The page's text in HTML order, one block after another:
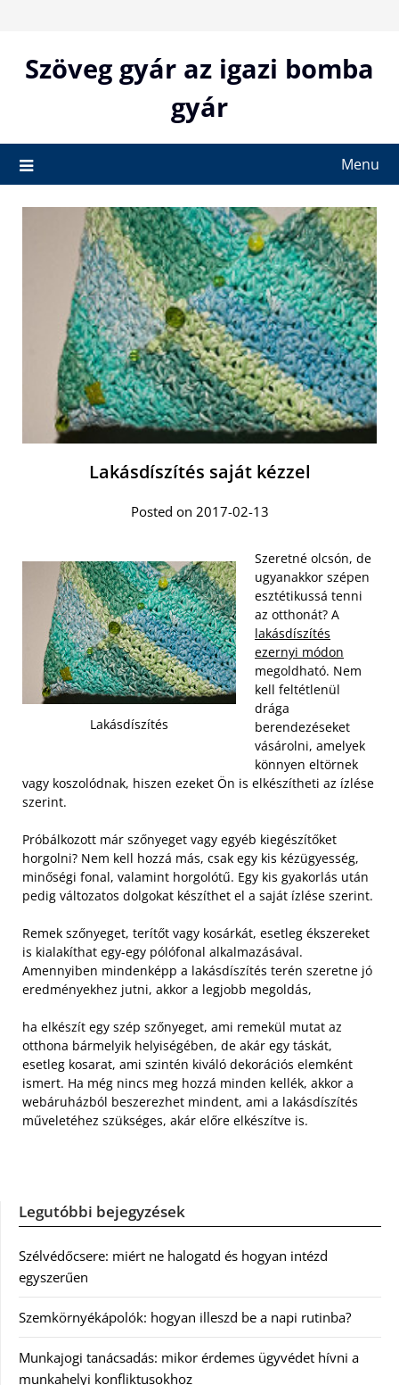
contentSzöveg gyár az igazi bomba
gyár
Menu
Lakásdíszítés saját kézzel
Posted on 2017-02-13
Lakásdíszítés
Szeretné olcsón, de
ugyanakkor szépen
esztétikussá tenni
az otthonát? A
lakásdíszítés
ezernyi módon
megoldható. Nem
kell feltétlenül
drága
berendezéseket
vásárolni, amelyek
könnyen eltörnek
vagy koszolódnak, hiszen ezeket Ön is elkészítheti az ízlése
szerint.
Próbálkozott már szőnyeget vagy egyéb kiegészítőket
horgolni? Nem kell hozzá más, csak egy kis kézügyesség,
minőségi fonal, valamint horgolótű. Egy kis gyakorlás után
pedig változatos dolgokat készíthet el a saját ízlése szerint.
Remek szőnyeget, terítőt vagy kosárkát, esetleg ékszereket
is kialakíthat egy-egy pólófonal alkalmazásával.
Amennyiben mindenképp a lakásdíszítés terén szeretne jó
eredményekhez jutni, akkor a legjobb megoldás,
ha elkészít egy szép szőnyeget, ami remekül mutat az
otthona bármelyik helyiségében, de akár egy táskát,
esetleg kosarat, ami szintén kiváló dekorációs elemként
ismert. Ha még nincs meg hozzá minden kellék, akkor a
webáruházból beszerezhet mindent, ami a lakásdíszítés
műveletéhez szükséges, akár előre elkészítve is.
Legutóbbi bejegyzések
Szélvédőcsere: miért ne halogatd és hogyan intézd
egyszerűen
Szemkörnyékápolók: hogyan illeszd be a napi rutinba?
Munkajogi tanácsadás: mikor érdemes ügyvédet hívni a
munkahelyi konfliktusokhoz